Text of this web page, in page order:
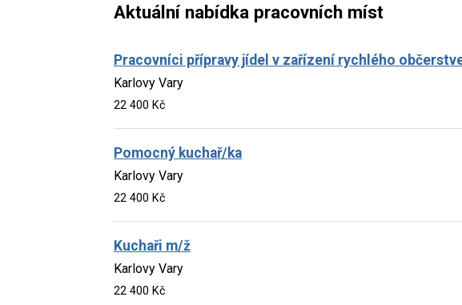
Aktuální nabídka pracovních míst
Pracovníci přípravy jídel v zařízení rychlého
Karlovy Vary
22 400 Kč
Pomocný kuchař/ka
Karlovy Vary
22 400 Kč
Kuchaři m/ž
Karlovy Vary
22 400 Kč